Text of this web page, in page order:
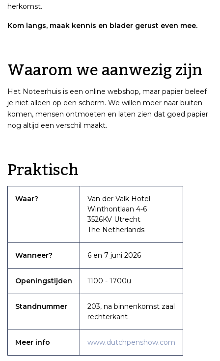
herkomst.
Kom langs, maak kennis en blader gerust even mee.
Waarom we aanwezig zijn
Het Noteerhuis is een online webshop, maar papier beleef
je niet alleen op een scherm. We willen meer naar buiten
komen, mensen ontmoeten en laten zien dat goed papier
nog altijd een verschil maakt.
Praktisch
Waar?
Van der Valk Hotel
Winthontlaan 4-6
3526KV Utrecht
The Netherlands
Wanneer? 6 en 7 juni 2026
Openingstijden 1100 - 1700u
Standnummer
203, na binnenkomst zaal
rechterkant
Meer info www.dutchpenshow.com